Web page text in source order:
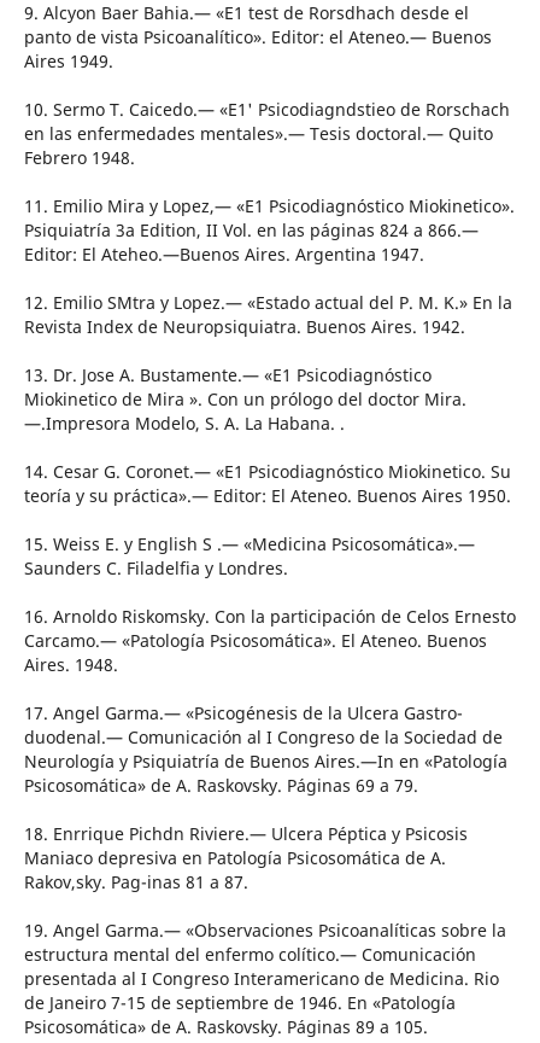
9. Alcyon Baer Bahia.— «E1 test de Rorsdhach desde el
panto de vista Psicoanalítico». Editor: el Ateneo.— Buenos
Aires 1949.
10. Sermo T. Caicedo.— «E1' Psicodiagndstieo de Rorschach
en las enfermedades mentales».— Tesis doctoral.— Quito
Febrero 1948.
11. Emilio Mira y Lopez,— «E1 Psicodiagnóstico Miokinetico».
Psiquiatría 3a Edition, II Vol. en las páginas 824 a 866.—
Editor: El Ateheo.—Buenos Aires. Argentina 1947.
12. Emilio SMtra y Lopez.— «Estado actual del P. M. K.» En la
Revista Index de Neuropsiquiatra. Buenos Aires. 1942.
13. Dr. Jose A. Bustamente.— «E1 Psicodiagnóstico
Miokinetico de Mira ». Con un prólogo del doctor Mira.
—.Impresora Modelo, S. A. La Habana. .
14. Cesar G. Coronet.— «E1 Psicodiagnóstico Miokinetico. Su
teoría y su práctica».— Editor: El Ateneo. Buenos Aires 1950.
15. Weiss E. y English S .— «Medicina Psicosomática».—
Saunders C. Filadelfia y Londres.
16. Arnoldo Riskomsky. Con la participación de Celos Ernesto
Carcamo.— «Patología Psicosomática». El Ateneo. Buenos
Aires. 1948.
17. Angel Garma.— «Psicogénesis de la Ulcera Gastro-
duodenal.— Comunicación al I Congreso de la Sociedad de
Neurología y Psiquiatría de Buenos Aires.—In en «Patología
Psicosomática» de A. Raskovsky. Páginas 69 a 79.
18. Enrrique Pichdn Riviere.— Ulcera Péptica y Psicosis
Maniaco depresiva en Patología Psicosomática de A.
Rakov,sky. Pag-inas 81 a 87.
19. Angel Garma.— «Observaciones Psicoanalíticas sobre la
estructura mental del enfermo colítico.— Comunicación
presentada al I Congreso Interamericano de Medicina. Rio
de Janeiro 7-15 de septiembre de 1946. En «Patología
Psicosomática» de A. Raskovsky. Páginas 89 a 105.